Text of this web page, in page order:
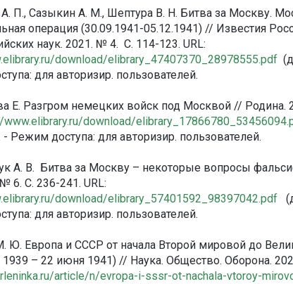
П., Сазыкин А. М., Шептура В. Н. Битва за Москву.
операция (30.09.1941-05.12.1941) // Известия
наук. 2021. № 4. С. 114-123. URL:
download/elibrary_47407370_28978555.pdf
для авторизир. пользователей.
Е. Разгром немецких войск под Москвой // Родина.
www.elibrary.ru/download/
- Режим доступа: для авторизир. пользователей.
А. В. Битва за Москву – некоторые вопросы
6. С. 236-241. URL:
download/elibrary_57401592_98397042.pdf
для авторизир. пользователей.
Ю. Европа и СССР от начала Второй мировой до
1939 – 22 июня 1941) // Наука. Общество. Оборона.
article/n/evropa-i-sssr-ot-nachala-vtoroy-